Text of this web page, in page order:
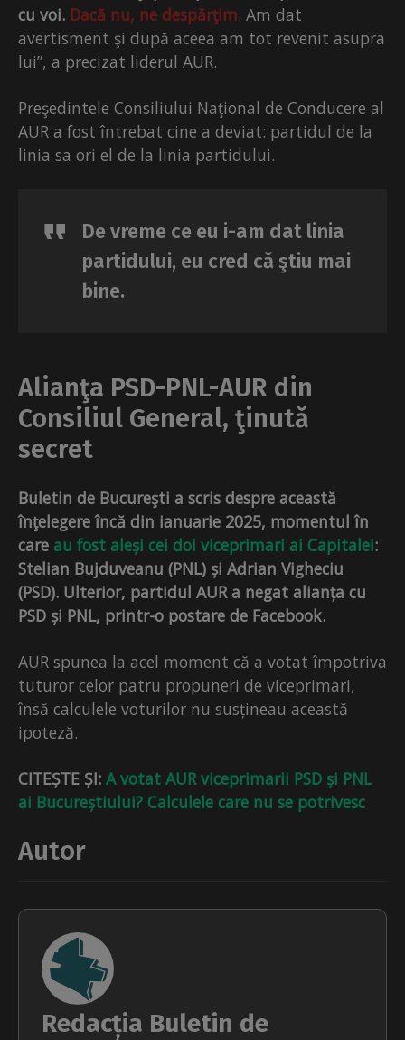
cu voi. Dacă nu, ne despărţim. Am dat
avertisment şi după aceea am tot revenit asupra
lui”, a precizat liderul AUR.
Preşedintele Consiliului Naţional de Conducere al
AUR a fost întrebat cine a deviat: partidul de la
linia sa ori el de la linia partidului.
De vreme ce eu i-am dat linia
partidului, eu cred că ştiu mai
bine.
Alianţa PSD-PNL-AUR din
Consiliul General, ţinută
secret
Buletin de Bucureşti a scris despre această
înţelegere încă din ianuarie 2025, momentul în
care au fost aleși cei doi viceprimari ai Capitalei:
Stelian Bujduveanu (PNL) și Adrian Vigheciu
(PSD). Ulterior, partidul AUR a negat alianța cu
PSD și PNL, printr-o postare de Facebook.
AUR spunea la acel moment că a votat împotriva
tuturor celor patru propuneri de viceprimari,
însă calculele voturilor nu susțineau această
ipoteză.
CITEȘTE ȘI: A votat AUR viceprimarii PSD și PNL
ai Bucureștiului? Calculele care nu se potrivesc
Autor
Redacția Buletin de